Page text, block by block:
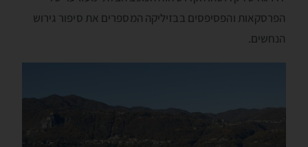
הפרסקאות והפסיפסים בבּזיליקה המספרים את סיפור גירוש
הנחשים.